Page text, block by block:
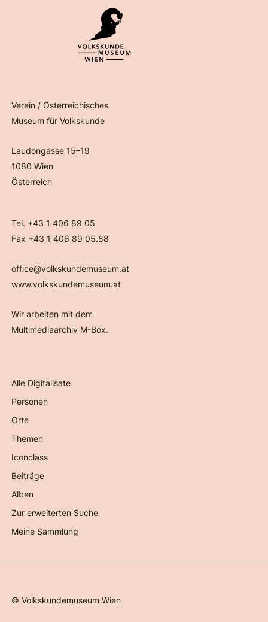
Verein / Österreichisches
Museum für Volkskunde
Laudongasse 15–19
1080 Wien
Österreich
Tel. +43 1 406 89 05
Fax +43 1 406 89 05.88
office@volkskundemuseum.at
www.volkskundemuseum.at
Wir arbeiten mit dem
Multimediaarchiv M-Box.
Alle Digitalisate
Personen
Orte
Themen
Iconclass
Beiträge
Alben
Zur erweiterten Suche
Meine Sammlung
©Volkskundemuseum Wien